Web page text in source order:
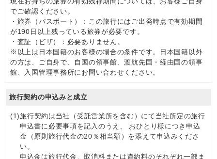
でご確認ください。
・旅券（パスポート）：この旅行にはご出発時点で有効期間
が190日以上残っている旅券が必要です。
・査証（ビザ）：必要ありません。
※以上は日本国籍のお客様の場合の条件です。日本国籍以外
の方は、ご自身で、自国の領事館、渡航先国・経由国の領事
館、入国管理事務所にお問い合わせください。
旅行契約の申込みと成立
(1)旅行契約は当社（受託営業所を含む）にて当社所定の旅行
申込書に必要事項を記入のうえ、 おひとり様につき申込
金（原則旅行代金の20％相当額）を添えて申込みくださ
い。
申込金は旅行代金、取消料または違約料のそれぞれ一部ま